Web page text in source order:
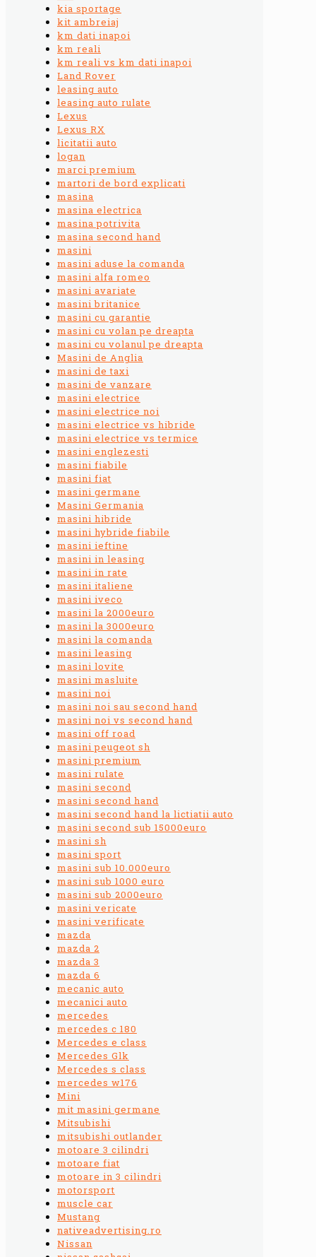
kia sportage
kit ambreiaj
km dati inapoi
km reali
km reali vs km dati inapoi
Land Rover
leasing auto
leasing auto rulate
Lexus
Lexus RX
licitatii auto
logan
marci premium
martori de bord explicati
masina
masina electrica
masina potrivita
masina second hand
masini
masini aduse la comanda
masini alfa romeo
masini avariate
masini britanice
masini cu garantie
masini cu volan pe dreapta
masini cu volanul pe dreapta
Masini de Anglia
masini de taxi
masini de vanzare
masini electrice
masini electrice noi
masini electrice vs hibride
masini electrice vs termice
masini englezesti
masini fiabile
masini fiat
masini germane
Masini Germania
masini hibride
masini hybride fiabile
masini ieftine
masini in leasing
masini in rate
masini italiene
masini iveco
masini la 2000euro
masini la 3000euro
masini la comanda
masini leasing
masini lovite
masini masluite
masini noi
masini noi sau second hand
masini noi vs second hand
masini off road
masini peugeot sh
masini premium
masini rulate
masini second
masini second hand
masini second hand la lictiatii auto
masini second sub 15000euro
masini sh
masini sport
masini sub 10.000euro
masini sub 1000 euro
masini sub 2000euro
masini vericate
masini verificate
mazda
mazda 2
mazda 3
mazda 6
mecanic auto
mecanici auto
mercedes
mercedes c 180
Mercedes e class
Mercedes Glk
Mercedes s class
mercedes w176
Mini
mit masini germane
Mitsubishi
mitsubishi outlander
motoare 3 cilindri
motoare fiat
motoare in 3 cilindri
motorsport
muscle car
Mustang
nativeadvertising.ro
Nissan